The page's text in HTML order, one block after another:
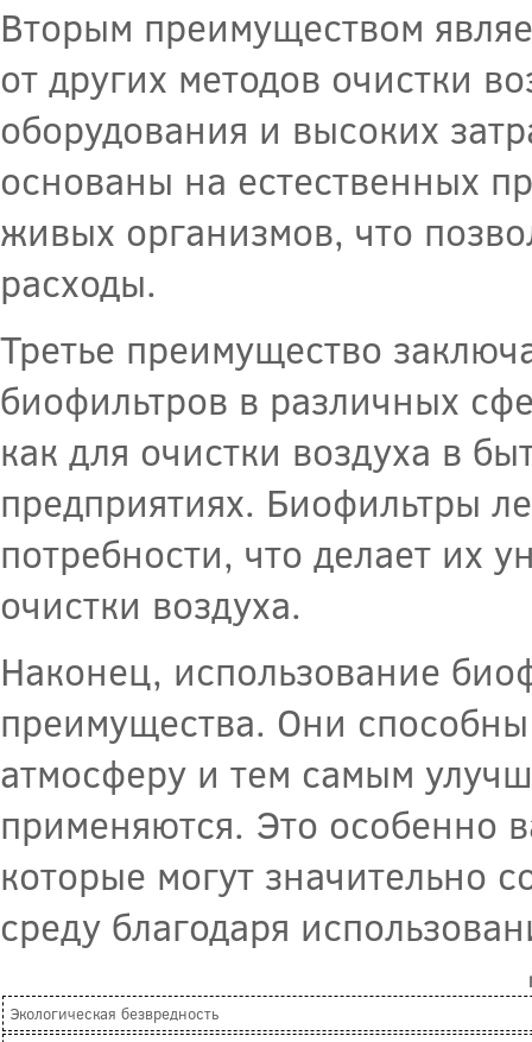
Вторым преимуществом
от других методов очистки
оборудования и высоких
основаны на естественных
живых организмов, что
расходы.
Третье преимущество
биофильтров в различных
как для очистки воздуха в
предприятиях. Биофильтры
потребности, что делает их
очистки воздуха.
Наконец, использование
преимущества. Они
атмосферу и тем самым
применяются. Это особенно
которые могут значительно
среду благодаря
Экологическая безвредность